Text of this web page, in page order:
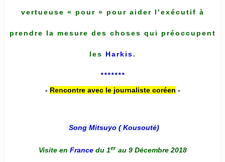
vertueuse « pour » pour aider l’exécutif à
prendre la mesure des choses qui préoccupent
les Harkis.
*******
- Rencontre avec le journaliste coréen -
Song Mitsuyo ( Kousouté)
Visite en France du 1er au 9 Décembre 2018